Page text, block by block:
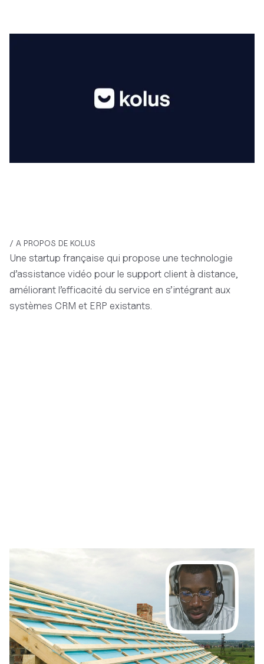
/ A PROPOS DE KOLUS
Une startup française qui propose une technologie
d’assistance vidéo pour le support client à distance,
améliorant l’efficacité du service en s’intégrant aux
systèmes CRM et ERP existants.